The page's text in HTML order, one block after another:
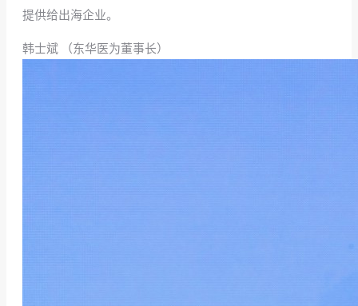
提供给出海企业。
韩士斌 （东华医为董事长）